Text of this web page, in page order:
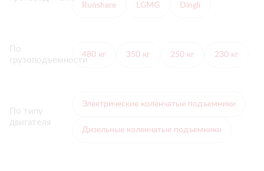
Runshare LGMG Dingli
По
грузоподъемности
480 кг 350 кг 250 кг 230 кг
По типу
двигателя
Электрические коленчатые подъемники
Дизельные коленчатые подъемники